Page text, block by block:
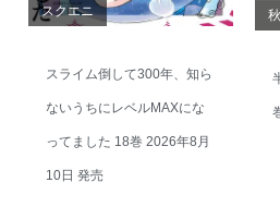
スクエニ
スライム倒して300年、知ら
ないうちにレベルMAXにな
ってました 18巻 2026年8月
10日 発売